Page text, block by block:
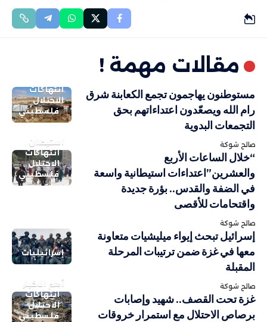
مقالات مهمة !
انتهاكات
الاحتلال
فلسطيني
مستوطنون يهاجمون تجمع الكعابنة شرق
رام الله ويصعّدون اعتداءاتهم بحق
التجمعات البدوية
صالح شوكة
استيطان
انتهاكات
الاحتلال
فلسطيني
“خلال الساعات الأربع
والعشرين”اعتداءات استيطانية واسعة
في الضفة والقدس.. بؤرة جديدة
واقتحامات للأقصى
صالح شوكة
إسرائيليات
إسرائيل تبحث إيواء ميليشيات متعاونة
معها في غزة ضمن ترتيبات المرحلة
المقبلة
صالح شوكة
أهم الاخبار
انتهاكات
الاحتلال
فلسطيني
غزة تحت القصف.. شهيد وإصابات
برصاص الاحتلال مع استمرار خروقات